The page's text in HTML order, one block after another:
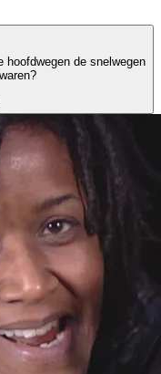
hoofdwegen de snelwegen